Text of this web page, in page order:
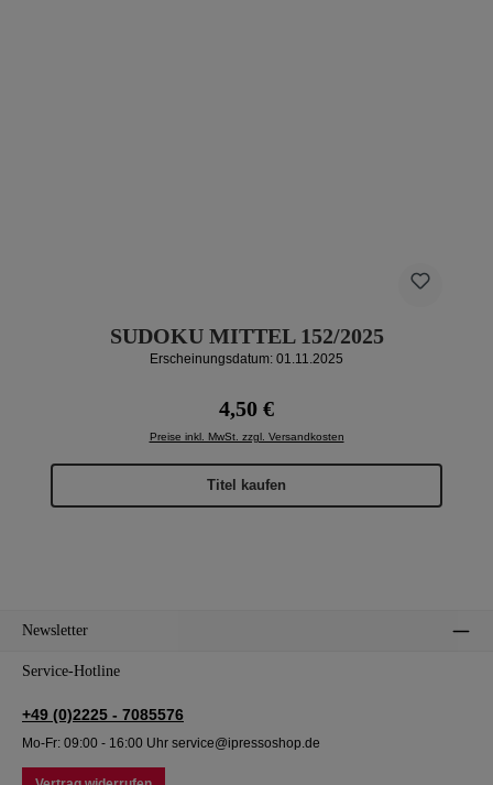
SUDOKU MITTEL 152/2025
Erscheinungsdatum: 01.11.2025
Regulärer Preis:
4,50 €
Preise inkl. MwSt. zzgl. Versandkosten
Titel kaufen
Newsletter
Service-Hotline
+49 (0)2225 - 7085576
Mo-Fr: 09:00 - 16:00 Uhr service@ipressoshop.de